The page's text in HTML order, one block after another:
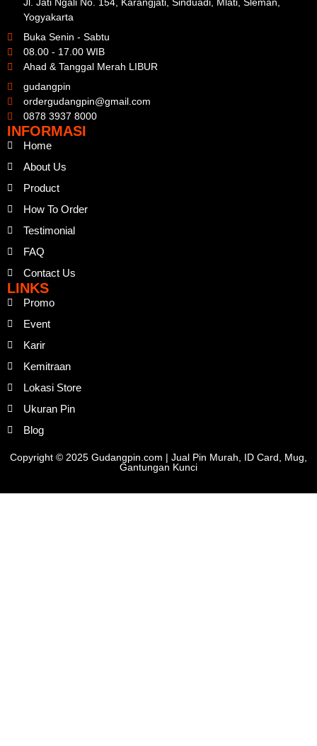
Jl. Jati Ngali No. 154, Karangjati, Sinduadi, Mlati, Sleman,
Yogyakarta
Buka Senin - Sabtu
08.00 - 17.00 WIB
Ahad & Tanggal Merah LIBUR
gudangpin
ordergudangpin@gmail.com
0878 3937 8000
INFORMASI
Home
About Us
Product
How To Order
Testimonial
FAQ
Contact Us
LINKS
Promo
Event
Karir
Kemitraan
Lokasi Store
Ukuran Pin
Blog
Copyright © 2025 Gudangpin.com | Jual Pin Murah, ID Card, Mug,
Gantungan Kunci